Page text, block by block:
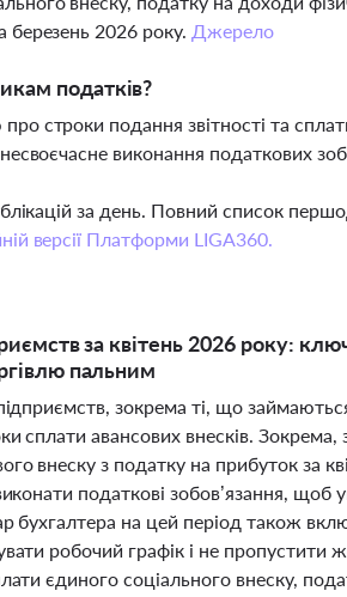
березень 2026 року. Джерело
податків?
строки подання звітності та
виконання податкових
за день. Повний список
версії Платформи LIGA360.
за квітень 2026 року:
пальним
зокрема ті, що
сплати авансових внесків. Зокрема,
внеску з податку на прибуток за
податкові зобов’язання,
бухгалтера на цей період також
робочий графік і не пропустити
єдиного соціального внеску,